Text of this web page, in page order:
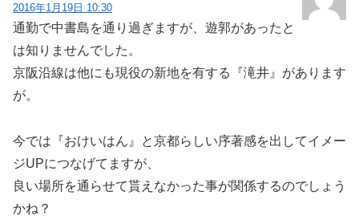
2016年1月19日 10:30
通勤で中書島を通り過ぎますが、遊郭があったと
は知りませんでした。
京阪沿線は他にも現役の新地を有する『滝井』があります
が。
今では『おけいはん』と京都らしい序著感を出してイメー
ジUPにつなげてますが、
良い場所を通らせて貰えなかった事が関係するのでしょう
かね？